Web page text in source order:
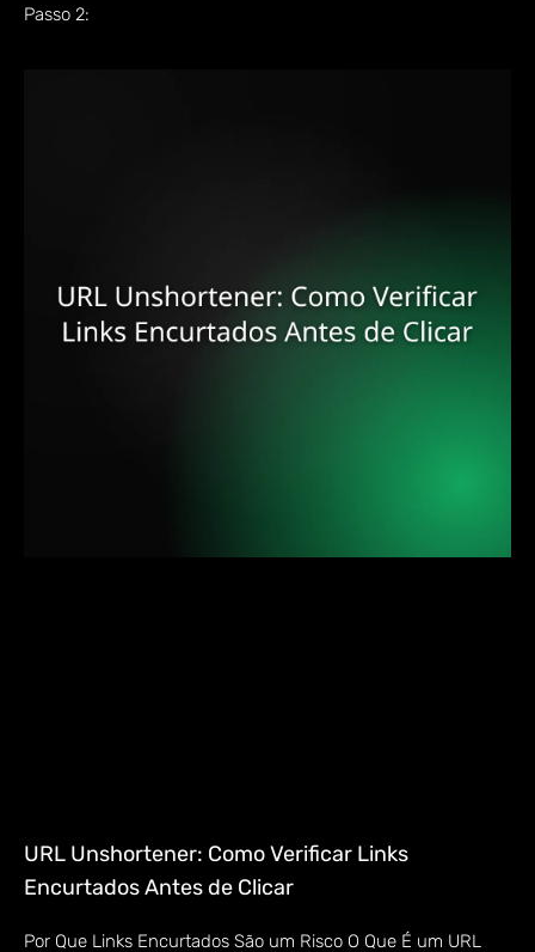
Passo 2:
URL Unshortener: Como Verificar Links
Encurtados Antes de Clicar
Por Que Links Encurtados São um Risco O Que É um URL